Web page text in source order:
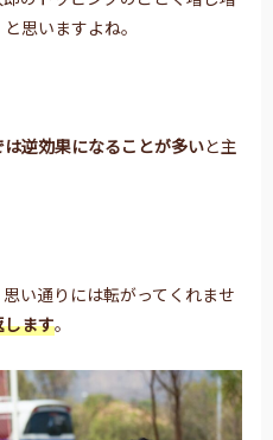
思いますよね。
は逆効果になることが多いと主
い通りには転がってくれませ
ます。